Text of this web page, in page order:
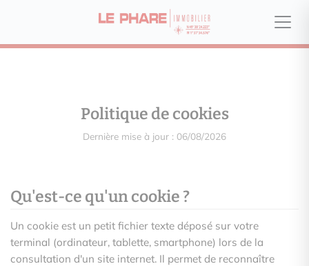
Politique de cookies
Dernière mise à jour : 06/08/2026
Qu'est-ce qu'un cookie ?
Un cookie est un petit fichier texte déposé sur votre
terminal (ordinateur, tablette, smartphone) lors de la
consultation d'un site internet. Il permet de reconnaître